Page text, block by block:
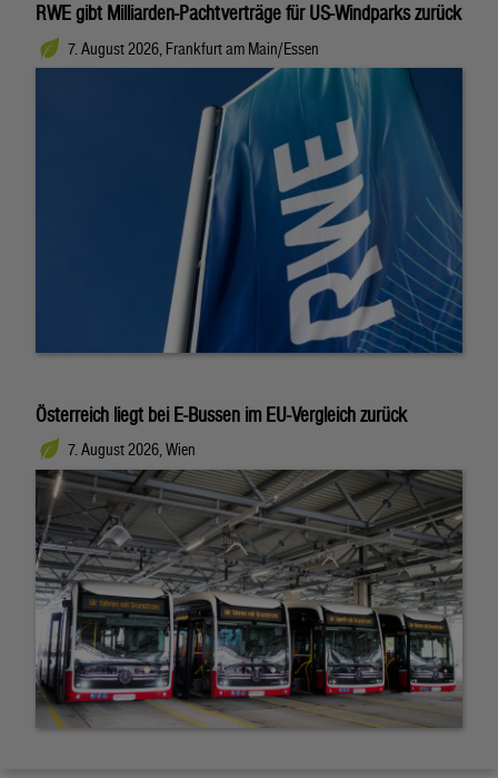
RWE gibt Milliarden-Pachtverträge für US-Windparks zurück
7. August 2026, Frankfurt am Main/Essen
Österreich liegt bei E-Bussen im EU-Vergleich zurück
7. August 2026, Wien